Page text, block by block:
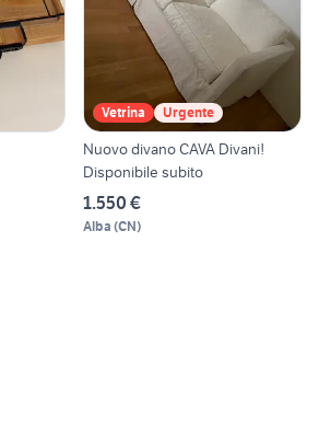
Vetrina Urgente
Nuovo divano CAVA Divani!
Disponibile subito
1.550 €
Alba (CN)